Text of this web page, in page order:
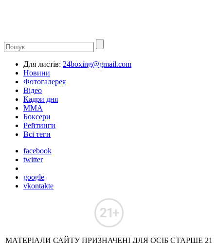
Для листів: 24boxing@gmail.com
Новини
Фотогалерея
Відео
Кадри дня
ММА
Боксери
Рейтинги
Всі теги
facebook
twitter
google
vkontakte
МАТЕРІАЛИ САЙТУ ПРИЗНАЧЕНІ ДЛЯ ОСІБ СТАРШЕ 21